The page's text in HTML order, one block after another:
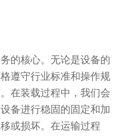
的核心。无论是设备的
遵守行业标准和操作规
在装载过程中，我们会
备进行稳固的固定和加
或损坏。在运输过程